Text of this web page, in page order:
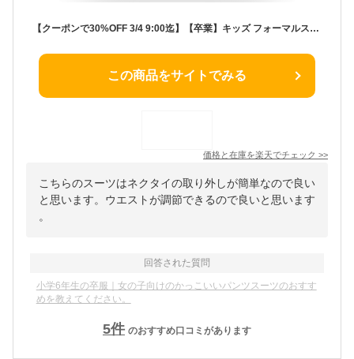
【クーポンで30%OFF 3/4 9:00迄】【卒業】キッズ フォーマルスーツ 4点セット ジャケット+ブラウス+ロングパンツ+ネクタイ パンツスーツ 入学式 卒業式 発表会 結婚式 女の子 子供服 子ども こども ジュニア ティーンズ 小学生 ニッセン nissen 140 150 160 165 春服 卒服
この商品をサイトでみる
価格と在庫を楽天でチェック >>
こちらのスーツはネクタイの取り外しが簡単なので良い
と思います。ウエストが調節できるので良いと思います
。
回答された質問
小学6年生の卒服｜女の子向けのかっこいいパンツスーツのおすす
めを教えてください。
5件 のおすすめ口コミがあります